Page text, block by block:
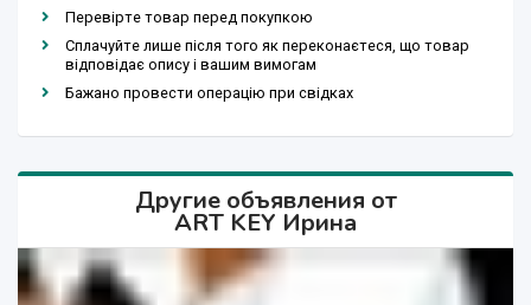
Перевірте товар перед покупкою
Сплачуйте лише після того як переконаєтеся, що товар
відповідає опису і вашим вимогам
Бажано провести операцію при свідках
Другие объявления от
ART KEY Ирина